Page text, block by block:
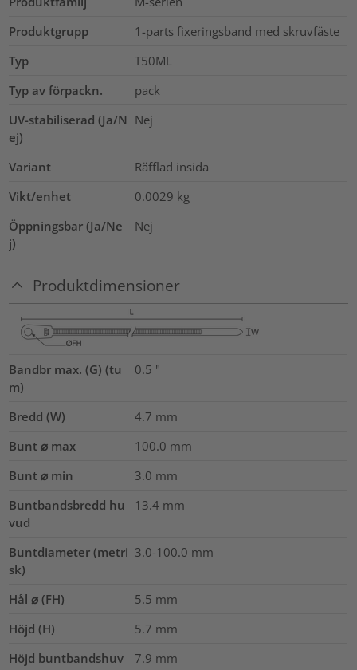
Produktgrupp
1-parts fixeringsband med skruvfäste
Typ
T50ML
Typ av förpackn.
pack
UV-stabiliserad (Ja/N
ej)
Nej
Variant
Räfflad insida
Vikt/enhet
0.0029 kg
Öppningsbar (Ja/Ne
j)
Nej
Produktdimensioner
Bandbr max. (G) (tu
m)
0.5 "
Bredd (W) 4.7 mm
Bunt ⌀ max
100.0 mm
Bunt ⌀ min
3.0 mm
Buntbandsbredd hu
vud
13.4 mm
Buntdiameter (metri
sk)
3.0-100.0 mm
Hål ⌀ (FH)
5.5 mm
Höjd (H)
5.7 mm
Höjd buntbandshuv
7.9 mm